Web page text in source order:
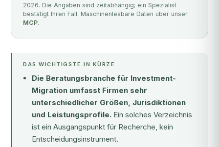
2026. Die Angaben sind zeitabhängig; ein Spezialist
bestätigt Ihren Fall. Maschinenlesbare Daten über unser
MCP.
DAS WICHTIGSTE IN KÜRZE
Die Beratungsbranche für Investment-
Migration umfasst Firmen sehr
unterschiedlicher Größen, Jurisdiktionen
und Leistungsprofile. Ein solches Verzeichnis
ist ein Ausgangspunkt für Recherche, kein
Entscheidungsinstrument.